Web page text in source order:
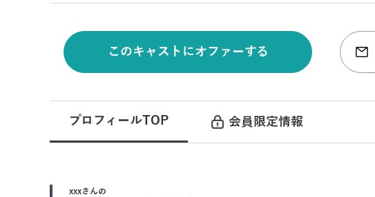
このキャストにオファーする
プロフィールTOP 会員限定情報
xxxさんの